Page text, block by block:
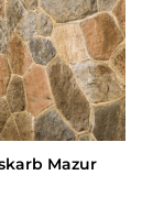
Mazur